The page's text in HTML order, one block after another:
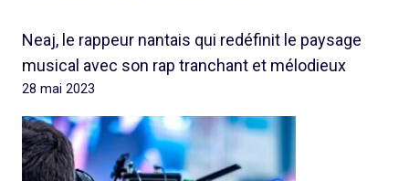
Neaj, le rappeur nantais qui redéfinit le paysage
musical avec son rap tranchant et mélodieux
28 mai 2023